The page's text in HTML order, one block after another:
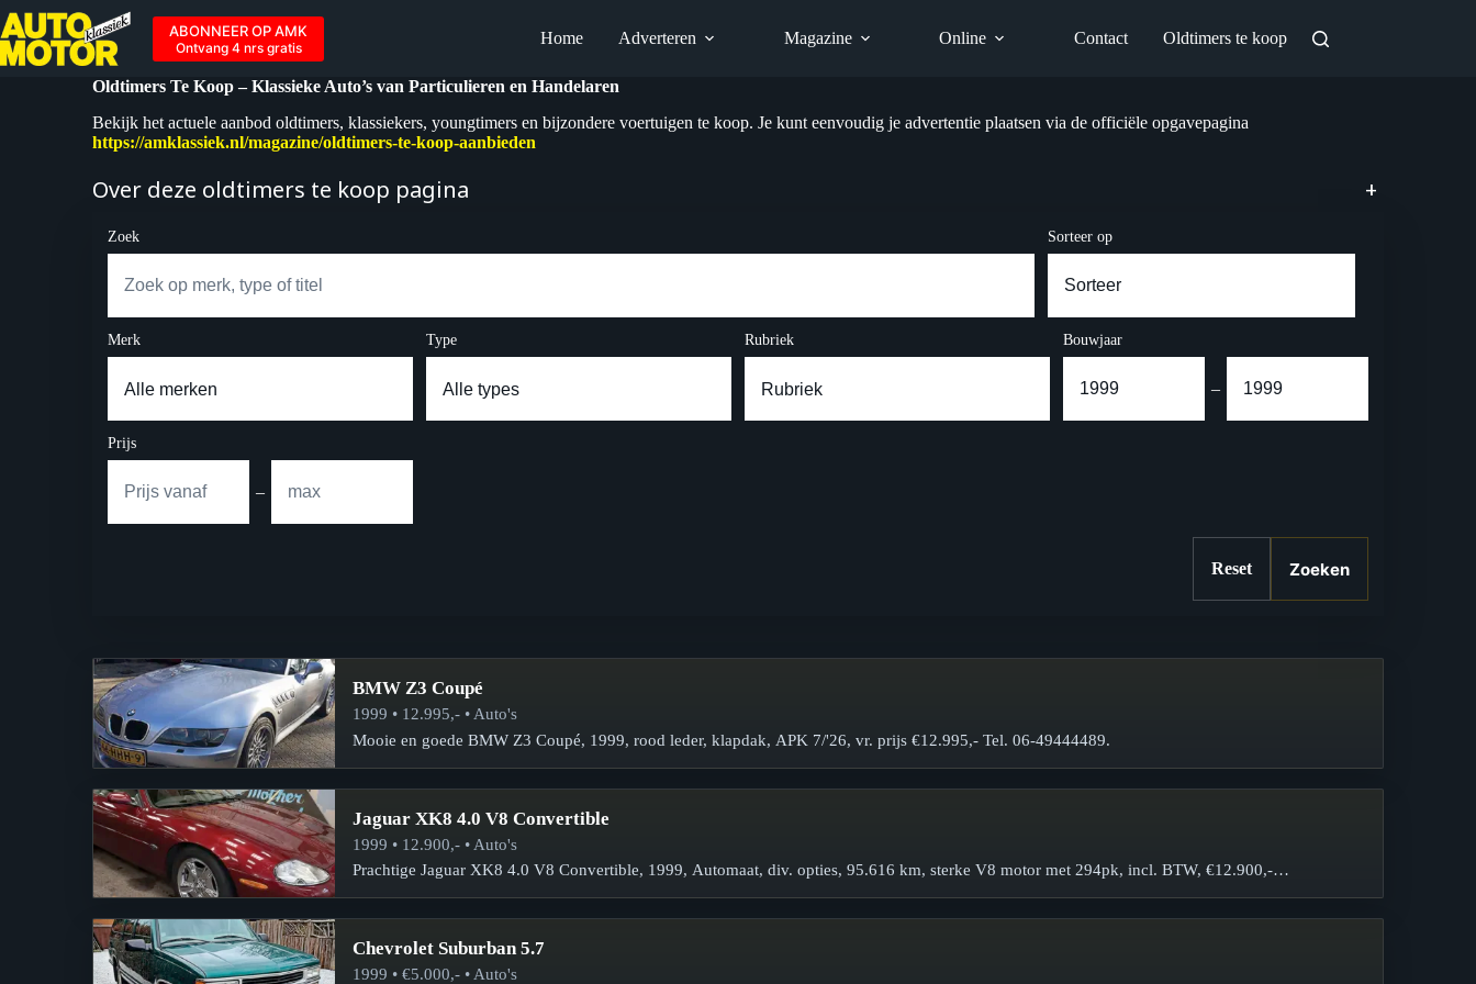
Ga
naar
de
inhoud
ABONNEER OP AMK
Ontvang 4 nrs gratis Home Adverteren Magazine Online Contact Oldtimers te koop
Oldtimers Te Koop – Klassieke Auto’s van Particulieren en Handelaren
Bekijk het actuele aanbod oldtimers, klassiekers, youngtimers en bijzondere voertuigen te koop. Je kunt eenvoudig je advertentie plaatsen via de officiële opgavepagina
https://amklassiek.nl/magazine/oldtimers-te-koop-aanbieden
Over deze oldtimers te koop pagina +
Zoek Sorteer op
Merk Type Rubriek Bouwjaar
–
Prijs
–
Reset Zoeken
BMW Z3 Coupé
1999 • 12.995,- • Auto's
Mooie en goede BMW Z3 Coupé, 1999, rood leder, klapdak, APK 7/'26, vr. prijs €12.995,- Tel. 06-49444489.
Jaguar XK8 4.0 V8 Convertible
1999 • 12.900,- • Auto's
Prachtige Jaguar XK8 4.0 V8 Convertible, 1999, Automaat, div. opties, 95.616 km, sterke V8 motor met 294pk, incl. BTW, €12.900,-…
Chevrolet Suburban 5.7
1999 • €5.000,- • Auto's